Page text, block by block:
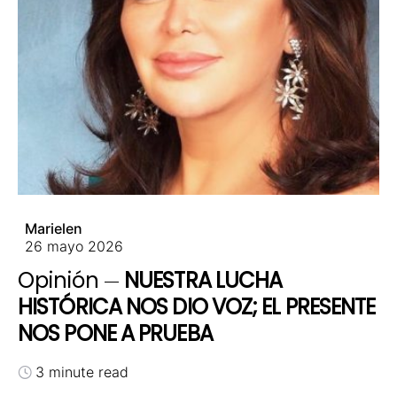
Marielen
26 mayo 2026
Opinión
NUESTRA LUCHA
HISTÓRICA NOS DIO VOZ; EL PRESENTE
NOS PONE A PRUEBA
3 minute read